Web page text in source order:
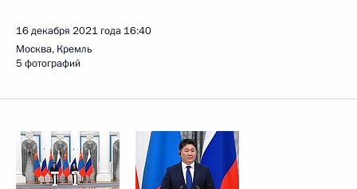
16 декабря 2021 года 16:40
Москва, Кремль
5 фотографий